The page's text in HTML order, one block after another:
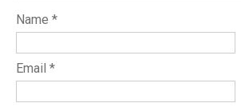
Name *
Email *